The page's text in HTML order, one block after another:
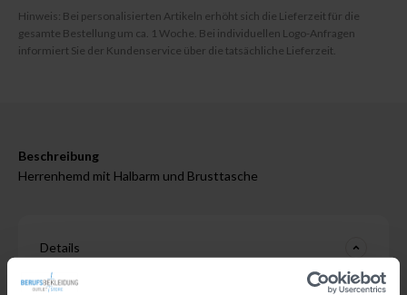
Hinweis: Bei personalisierten Artikeln erhöht sich die Lieferzeit für die
gesamte Bestellung um ca. 1 Woche. Bei individuellen Logo-Anfragen
informiert Sie der Kundenservice über die tatsächliche Lieferzeit.
Beschreibung
Herrenhemd mit Halbarm und Brusttasche
Details
Hersteller:
CLINIC & JOB DRESS GmbH, Marke